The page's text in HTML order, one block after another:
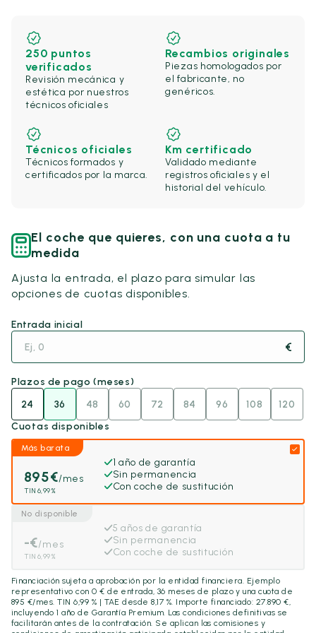
250 puntos
verificados
Revisión mecánica y
estética por nuestros
técnicos oficiales
Recambios originales
Piezas homologados por
el fabricante, no
genéricos.
Técnicos oficiales
Técnicos formados y
certificados por la marca.
Km certificado
Validado mediante
registros oficiales y el
historial del vehículo.
El coche que quieres, con una cuota a tu
medida
Ajusta la entrada, el plazo para simular las
opciones de cuotas disponibles.
Entrada inicial
€
Plazos de pago (meses)
24
36 48 60 72 84 96 108
120
Cuotas disponibles
Más barata
895€/mes
TIN 6,99%
1 año de garantía
Sin permanencia
Con coche de sustitución
No disponible
-€/mes
TIN 6,99%
5 años de garantía
Sin permanencia
Con coche de sustitución
Financiación sujeta a aprobación por la entidad financiera. Ejemplo
representativo con0 € de entrada, 36 meses de plazo y una cuota de
895 €/mes. TIN 6,99 % | TAE desde 8,17 %. Importe financiado: 27.890 €,
incluyendo1 año de Garantía Premium. Las condiciones definitivas se
facilitarán antes de la contratación. Se aplican las comisiones y